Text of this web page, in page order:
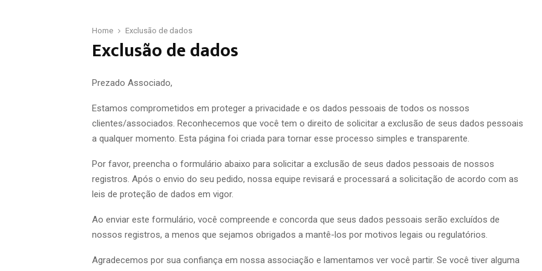
Home Exclusão de dados
Exclusão de dados
Prezado Associado,
Estamos comprometidos em proteger a privacidade e os dados pessoais de todos os nossos
clientes/associados. Reconhecemos que você tem o direito de solicitar a exclusão de seus dados pessoais
a qualquer momento. Esta página foi criada para tornar esse processo simples e transparente.
Por favor, preencha o formulário abaixo para solicitar a exclusão de seus dados pessoais de nossos
registros. Após o envio do seu pedido, nossa equipe revisará e processará a solicitação de acordo com as
leis de proteção de dados em vigor.
Ao enviar este formulário, você compreende e concorda que seus dados pessoais serão excluídos de
nossos registros, a menos que sejamos obrigados a mantê-los por motivos legais ou regulatórios.
Agradecemos por sua confiança em nossa associação e lamentamos ver você partir. Se você tiver alguma